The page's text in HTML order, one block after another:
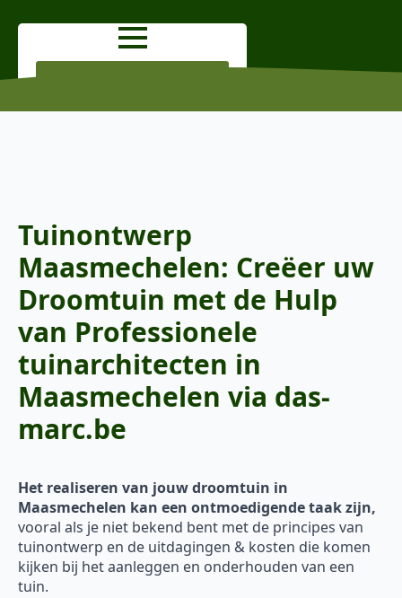
Tuinontwerp
Maasmechelen: Creëer uw
Droomtuin met de Hulp
van Professionele
tuinarchitecten in
Maasmechelen via das-
marc.be
Het realiseren van jouw droomtuin in
Maasmechelen kan een ontmoedigende taak zijn,
vooral als je niet bekend bent met de principes van
tuinontwerp en de uitdagingen & kosten die komen
kijken bij het aanleggen en onderhouden van een
tuin.